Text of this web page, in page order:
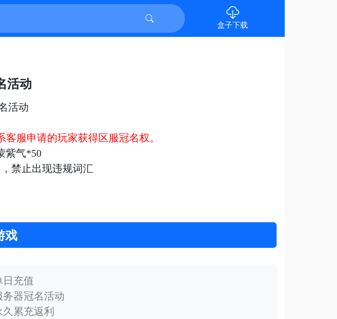
盒子下载
活动
活动
服申请的玩家获得区服冠名权。
紫气*50
禁止出现违规词汇
戏
充值
器冠名活动
累充返利